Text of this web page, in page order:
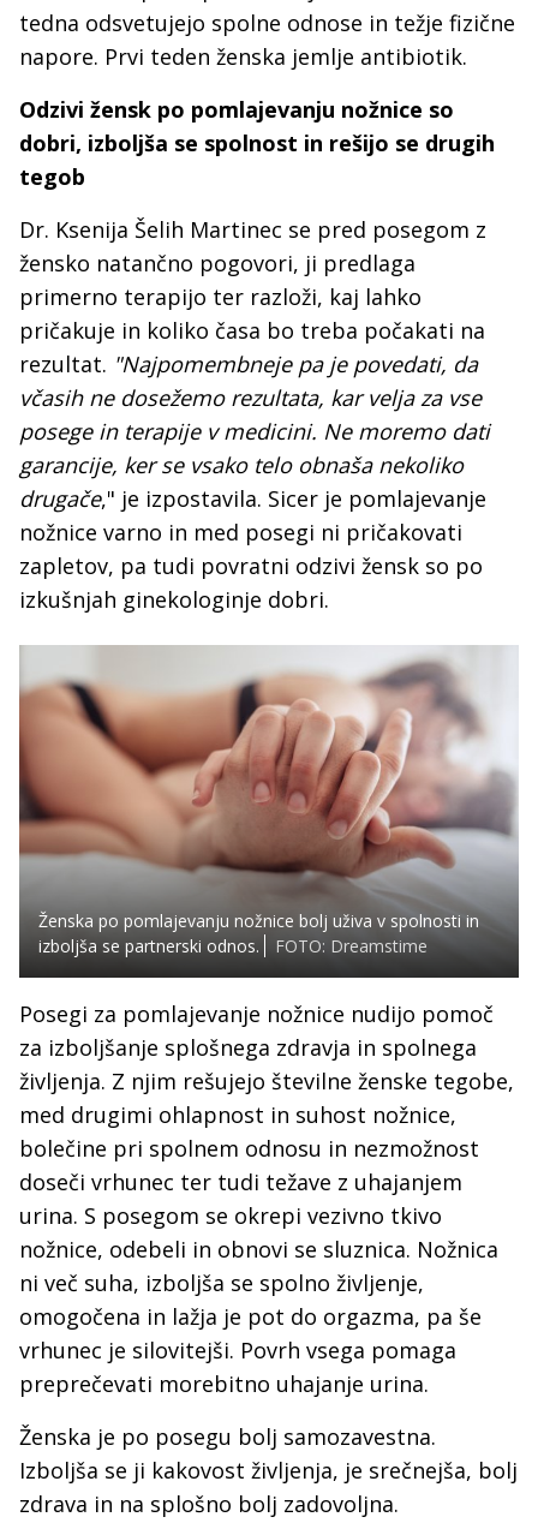
tedna odsvetujejo spolne odnose in težje fizične
napore. Prvi teden ženska jemlje antibiotik.
Odzivi žensk po pomlajevanju nožnice so
dobri, izboljša se spolnost in rešijo se drugih
tegob
Dr. Ksenija Šelih Martinec se pred posegom z
žensko natančno pogovori, ji predlaga
primerno terapijo ter razloži, kaj lahko
pričakuje in koliko časa bo treba počakati na
rezultat. "Najpomembneje pa je povedati, da
včasih ne dosežemo rezultata, kar velja za vse
posege in terapije v medicini. Ne moremo dati
garancije, ker se vsako telo obnaša nekoliko
drugače," je izpostavila. Sicer je pomlajevanje
nožnice varno in med posegi ni pričakovati
zapletov, pa tudi povratni odzivi žensk so po
izkušnjah ginekologinje dobri.
Ženska po pomlajevanju nožnice bolj uživa v spolnosti in
izboljša se partnerski odnos.
FOTO: Dreamstime
Posegi za pomlajevanje nožnice nudijo pomoč
za izboljšanje splošnega zdravja in spolnega
življenja. Z njim rešujejo številne ženske tegobe,
med drugimi ohlapnost in suhost nožnice,
bolečine pri spolnem odnosu in nezmožnost
doseči vrhunec ter tudi težave z uhajanjem
urina. S posegom se okrepi vezivno tkivo
nožnice, odebeli in obnovi se sluznica. Nožnica
ni več suha, izboljša se spolno življenje,
omogočena in lažja je pot do orgazma, pa še
vrhunec je silovitejši. Povrh vsega pomaga
preprečevati morebitno uhajanje urina.
Ženska je po posegu bolj samozavestna.
Izboljša se ji kakovost življenja, je srečnejša, bolj
zdrava in na splošno bolj zadovoljna.